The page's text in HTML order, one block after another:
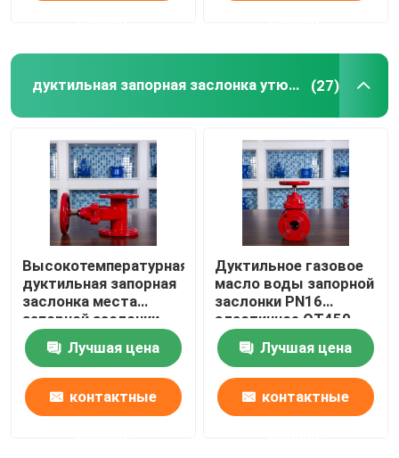
дуктильная запорная заслонка утюга (27)
Высокотемпературная
дуктильная запорная
заслонка места
запорной заслонки
QT400 QT450 утюга
эластичнаяЛучшая цена
контактные
Дуктильное газовое
масло воды запорной
заслонки PN16
эластичное QT450
QT400 фланца утюга
Лучшая цена
контактные